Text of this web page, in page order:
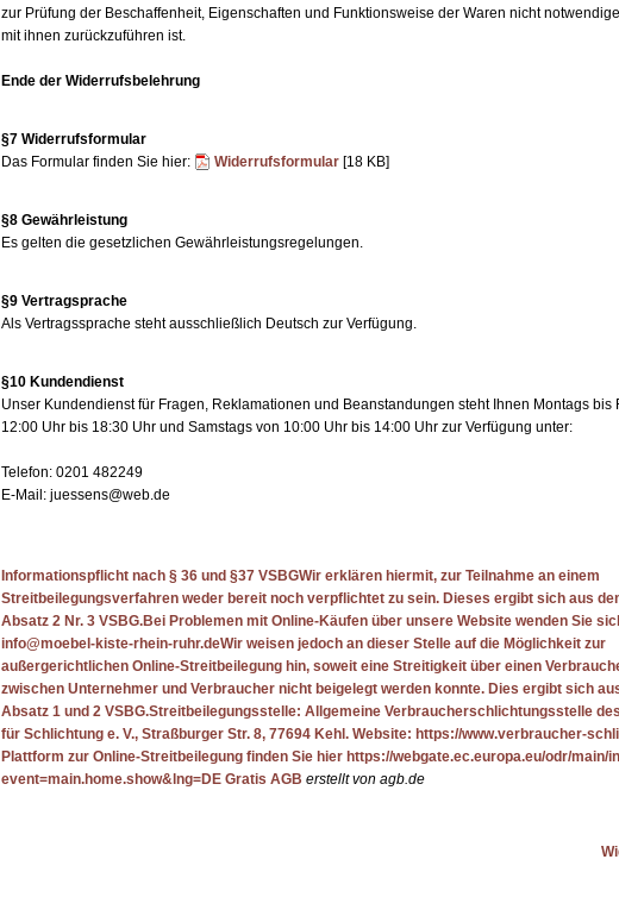
zur Prüfung der Beschaffenheit, Eigenschaften und Funktionsweise der Waren nicht
mit ihnen zurückzuführen ist.
Ende der Widerrufsbelehrung
§7 Widerrufsformular
Das Formular finden Sie hier:
Widerrufsformular [18 KB]
§8 Gewährleistung
Es gelten die gesetzlichen Gewährleistungsregelungen.
§9 Vertragsprache
Als Vertragssprache steht ausschließlich Deutsch zur Verfügung.
§10 Kundendienst
Unser Kundendienst für Fragen, Reklamationen und Beanstandungen steht Ihnen Montags bis
12:00 Uhr bis 18:30 Uhr und Samstags von 10:00 Uhr bis 14:00 Uhr zur Verfügung unter:
Telefon: 0201 482249
E-Mail: juessens@web.de
Informationspflicht nach § 36 und §37 VSBGWir erklären hiermit, zur Teilnahme an einem
Streitbeilegungsverfahren weder bereit noch verpflichtet zu sein. Dieses ergibt sich aus
Absatz 2 Nr. 3 VSBG.Bei Problemen mit Online-Käufen über unsere Website wenden Sie
info@moebel-kiste-rhein-ruhr.deWir weisen jedoch an dieser Stelle auf die Möglichkeit zur
außergerichtlichen Online-Streitbeilegung hin, soweit eine Streitigkeit über einen
zwischen Unternehmer und Verbraucher nicht beigelegt werden konnte. Dies ergibt sich
Absatz 1 und 2 VSBG.Streitbeilegungsstelle: Allgemeine Verbraucherschlichtungsstelle
für Schlichtung e. V., Straßburger Str. 8, 77694 Kehl. Website: https://www.verbraucher-
Plattform zur Online-Streitbeilegung finden Sie hier https://webgate.ec.europa.eu/odr/main/
event=main.home.show&lng=DE Gratis AGB erstellt von agb.de